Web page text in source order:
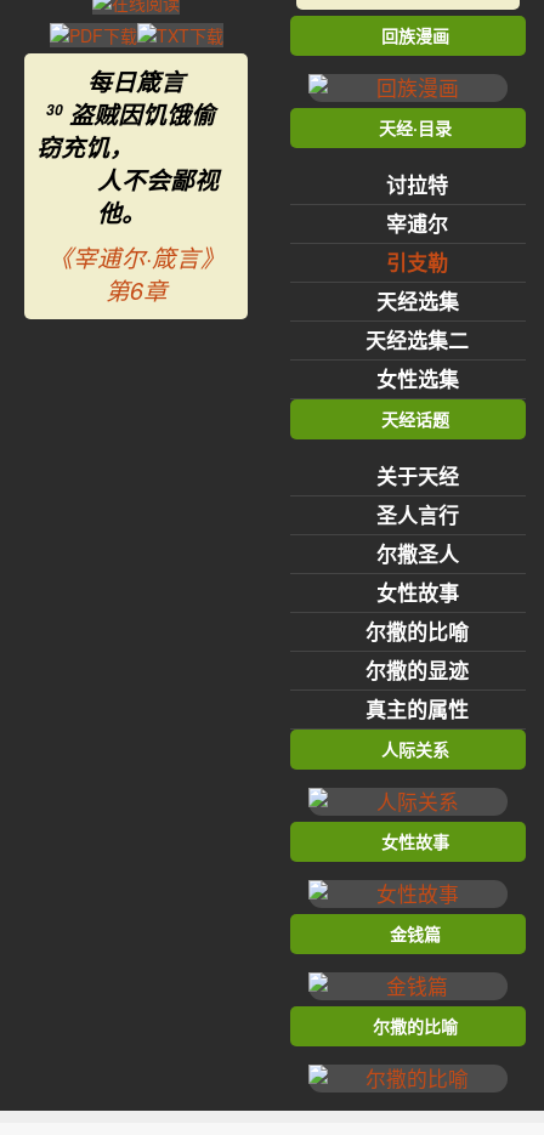
每日箴言
30 盗贼因饥饿偷
窃充饥，
人不会鄙视
他。
《宰逋尔·箴言》
第6章
回族漫画
天经·目录
讨拉特
宰逋尔
引支勒
天经选集
天经选集二
女性选集
天经话题
关于天经
圣人言行
尔撒圣人
女性故事
尔撒的比喻
尔撒的显迹
真主的属性
人际关系
女性故事
金钱篇
尔撒的比喻